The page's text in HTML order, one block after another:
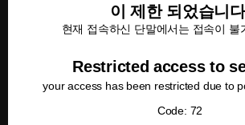
이 제한 되었습니
현재 접속하신 단말에서는 접속이 불
Restricted access to
your access has been restricted due to
Code: 72